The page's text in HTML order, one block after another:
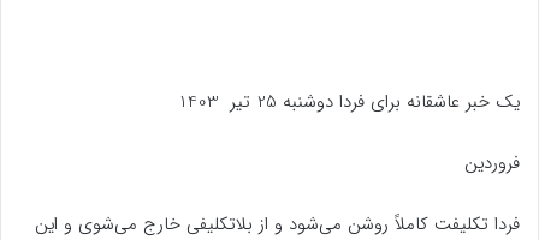
یک خبر عاشقانه برای فردا دوشنبه 25 تیر 1403
فروردین
فردا تكليفت کاملاً روشن می‌شود و از بلاتکلیفی خارج می‌شوی و این